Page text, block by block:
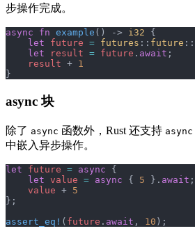
步操作完成。
async fn example () -> i32 {
    let
future = futures :: future ::
    let
result = future . await ;
    result
+ 1
}
async 块
除了 async 函数外，Rust 还支持 async
中嵌入异步操作。
let future = async {
    let
value = async { 5 }. await ;
    value
+ 5
};
assert_eq! ( future . await , 10 );